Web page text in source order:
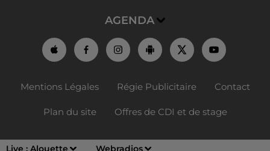
Live : Alouette Webradios
AGENDA
Mentions Légales Régie Publicitaire Contact
Plan du site Offres de CDI et de stage